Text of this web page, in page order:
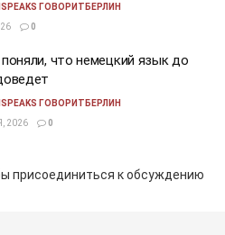
ГОВОРИТБЕРЛИН
0
что немецкий язык до
ГОВОРИТБЕРЛИН
2026
0
присоединиться к обсуждению